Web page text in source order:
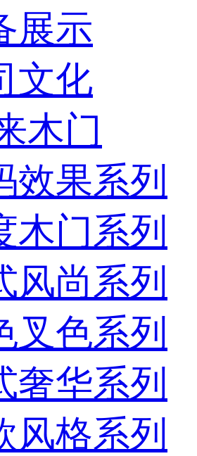
展示
文化
木门
效果系列
木门系列
风尚系列
叉色系列
奢华系列
风格系列